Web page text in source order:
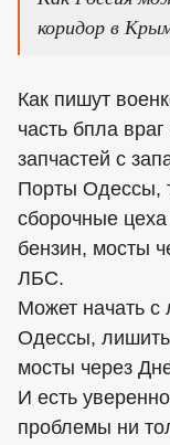
коридор в
Как пишут
часть бпла
запчастей с
Порты Одессы,
сборочные цеха
бензин, мосты
ЛБС.
Может начать с
Одессы, лишить
мосты через
И есть
проблемы ни